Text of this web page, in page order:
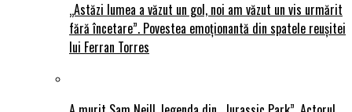
„Astăzi lumea a văzut un gol, noi am văzut un vis urmărit
fără încetare”. Povestea emoționantă din spatele reușitei
lui Ferran Torres